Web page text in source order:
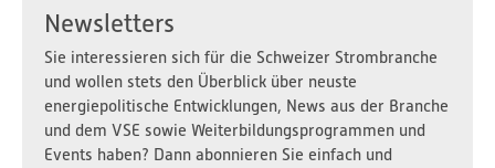
Newsletters
Sie interessieren sich für die Schweizer Strombranche
und wollen stets den Überblick über neuste
energiepolitische Entwicklungen, News aus der Branche
und dem VSE sowie Weiterbildungsprogrammen und
Events haben? Dann abonnieren Sie einfach und